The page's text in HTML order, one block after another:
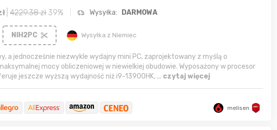
4229.38zł 39% Wysyłka: DARMOWA
NIH2PC Wysyłka z Niemiec
a jednocześnie niezwykle wydajny mini PC, zaprojektowany z myślą o
mocy obliczeniowej w niewielkiej obudowie. Wyposażony w procesor
jeszcze wyższą wydajność niż i9-13900HK, ... czytaj więcej
melisen